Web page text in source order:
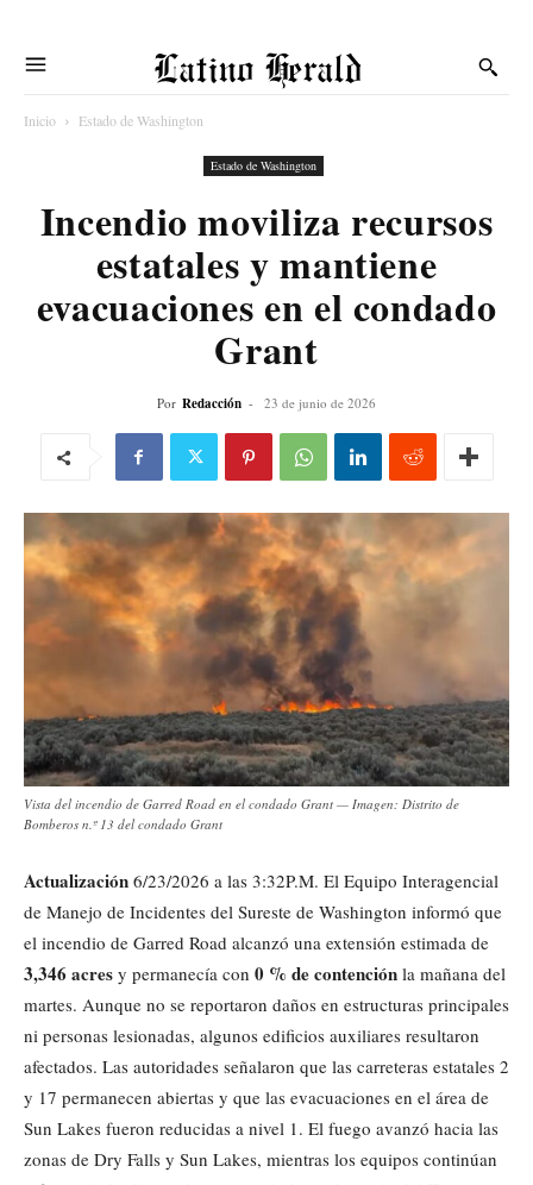
Latino Herald
Inicio Estado de Washington
Estado de Washington
Incendio moviliza recursos
estatales y mantiene
evacuaciones en el condado
Grant
Por Redacción - 23 de junio de 2026
Vista del incendio de Garred Road en el condado Grant — Imagen: Distrito de
Bomberos n.º 13 del condado Grant
Actualización 6/23/2026 a las 3:32P.M. El Equipo Interagencial
de Manejo de Incidentes del Sureste de Washington informó que
el incendio de Garred Road alcanzó una extensión estimada de
3,346 acres y permanecía con 0 % de contención la mañana del
martes. Aunque no se reportaron daños en estructuras principales
ni personas lesionadas, algunos edificios auxiliares resultaron
afectados. Las autoridades señalaron que las carreteras estatales 2
y 17 permanecen abiertas y que las evacuaciones en el área de
Sun Lakes fueron reducidas a nivel 1. El fuego avanzó hacia las
zonas de Dry Falls y Sun Lakes, mientras los equipos continúan